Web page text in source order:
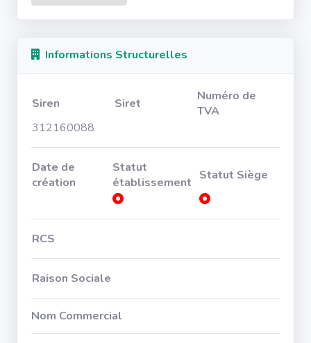
Informations Structurelles
Siren Siret
Numéro de
TVA
312160088
Date de
création
Statut
établissement Statut Siège
RCS
Raison Sociale
Nom Commercial